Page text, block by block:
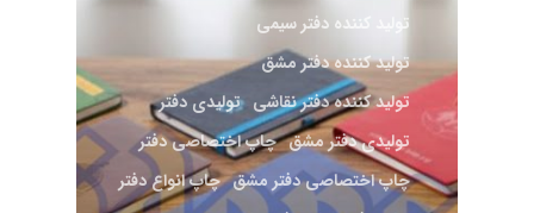
تولید کننده دفتر سیمی
تولید کننده دفتر مشق
تولید کننده دفتر نقاشی تولیدی دفتر
تولیدی دفتر مشق چاپ اختصاصی دفتر
چاپ اختصاصی دفتر مشق چاپ انواع دفتر